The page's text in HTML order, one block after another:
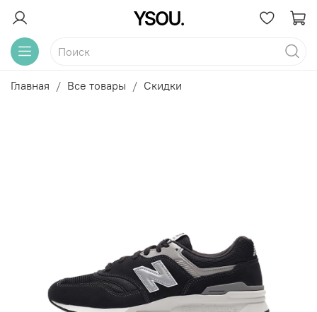
Главная Все товары Скидки